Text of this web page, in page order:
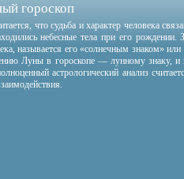
гороскоп
что судьба и характер человека
небесные тела при его
называется его «солнечным знаком»
Луны в гороскопе — лунному знаку, и
астрологический анализ